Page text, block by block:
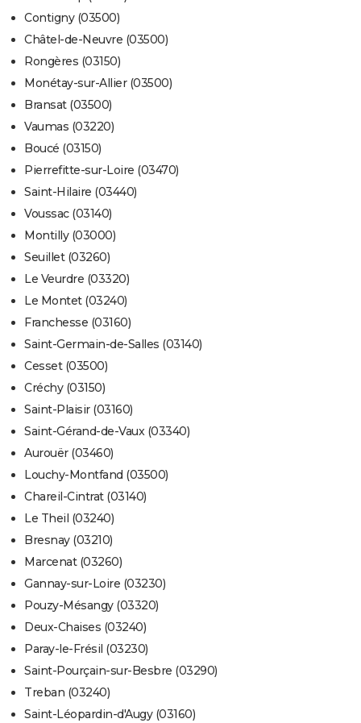
Contigny (03500)
Châtel-de-Neuvre (03500)
Rongères (03150)
Monétay-sur-Allier (03500)
Bransat (03500)
Vaumas (03220)
Boucé (03150)
Pierrefitte-sur-Loire (03470)
Saint-Hilaire (03440)
Voussac (03140)
Montilly (03000)
Seuillet (03260)
Le Veurdre (03320)
Le Montet (03240)
Franchesse (03160)
Saint-Germain-de-Salles (03140)
Cesset (03500)
Créchy (03150)
Saint-Plaisir (03160)
Saint-Gérand-de-Vaux (03340)
Aurouër (03460)
Louchy-Montfand (03500)
Chareil-Cintrat (03140)
Le Theil (03240)
Bresnay (03210)
Marcenat (03260)
Gannay-sur-Loire (03230)
Pouzy-Mésangy (03320)
Deux-Chaises (03240)
Paray-le-Frésil (03230)
Saint-Pourçain-sur-Besbre (03290)
Treban (03240)
Saint-Léopardin-d'Augy (03160)